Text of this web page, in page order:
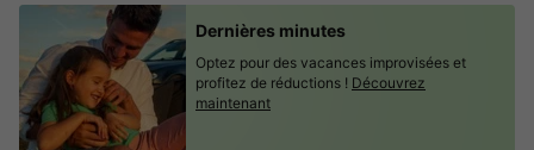
Dernières minutes
Optez pour des vacances improvisées et
profitez de réductions ! Découvrez
maintenant